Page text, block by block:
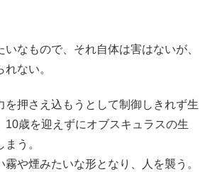
いなもので、それ自体は害はないが、
ない。
を押さえ込もうとして制御しきれず生
10歳を迎えずにオブスキュラスの生
う。
や煙みたいな形となり、人を襲う。